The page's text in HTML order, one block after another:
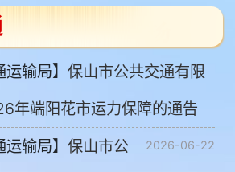
运输局】保山市公共交通有限
年端阳花市运力保障的通告
2026-06-22
运输局】保山市公